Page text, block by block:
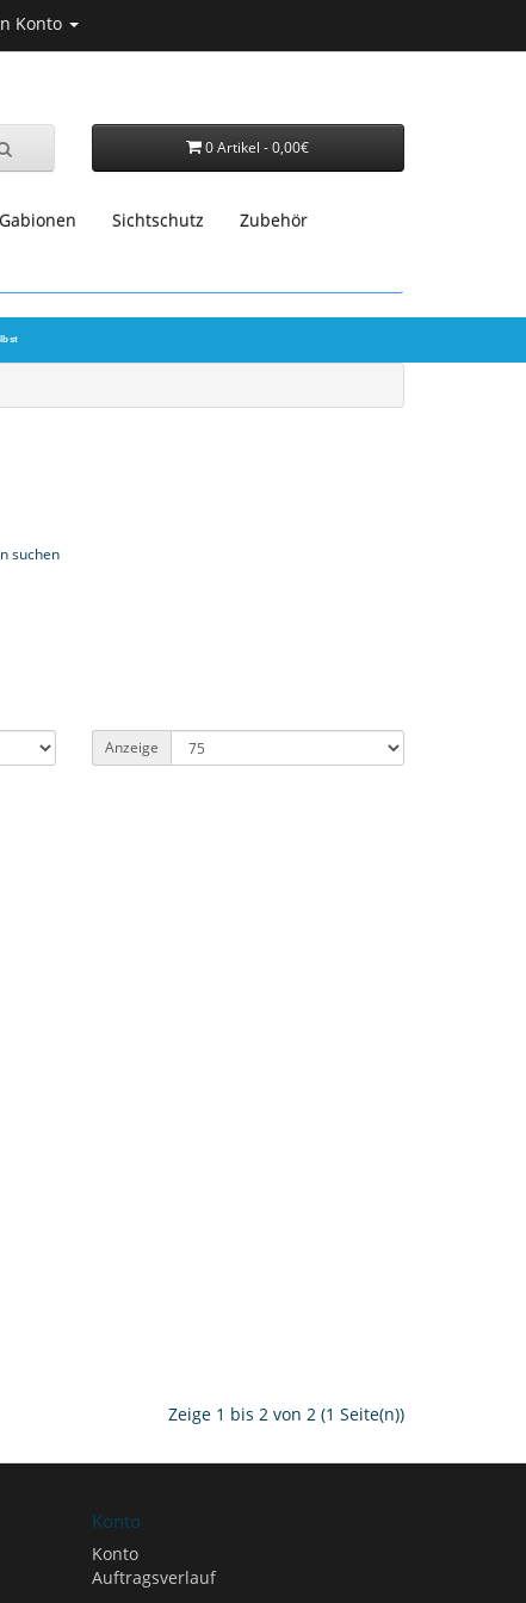
Konto
0 Artikel - 0,00€
Gabionen Sichtschutz Zubehör
suchen
Anzeige
Zeige 1 bis 2 von 2 (1 Seite(n))
Konto
Konto
Auftragsverlauf